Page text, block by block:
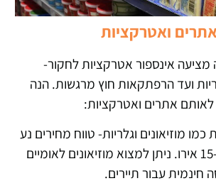
ואטרקציות
אינספור אטרקציות לחקור-
ועד הרפתקאות חוץ מרגשות. הנה
אתרים ואטרקציות:
מוזיאונים וגלריות- טווח מחירים נע
בין כניסה חינמית ל-15 אירו. ניתן למצוא מוזיאונים לאומיים
חינמית עבור תיירים.